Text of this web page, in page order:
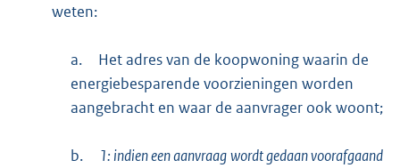
weten:
a.
Het adres van de koopwoning waarin de
energiebesparende voorzieningen worden
aangebracht en waar de aanvrager ook woont;
b. 1: indien een aanvraagwordt gedaan voorafgaand